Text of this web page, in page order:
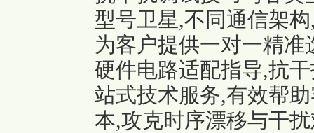
型号卫星,不同通信架
为客户提供一对一精
硬件电路适配指导,抗
站式技术服务,有效帮
本,攻克时序漂移与干